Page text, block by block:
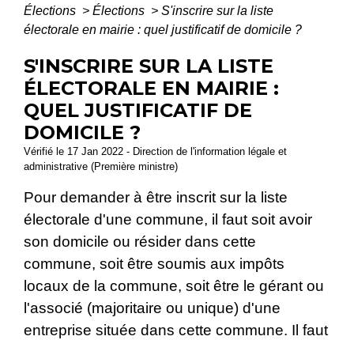
Élections > Élections > S'inscrire sur la liste
électorale en mairie : quel justificatif de domicile ?
S'INSCRIRE SUR LA LISTE
ÉLECTORALE EN MAIRIE :
QUEL JUSTIFICATIF DE
DOMICILE ?
Vérifié le 17 Jan 2022 - Direction de l'information légale et
administrative (Première ministre)
Pour demander à être inscrit sur la liste
électorale d'une commune, il faut soit avoir
son domicile ou résider dans cette
commune, soit être soumis aux impôts
locaux de la commune, soit être le gérant ou
l'associé (majoritaire ou unique) d'une
entreprise située dans cette commune. Il faut